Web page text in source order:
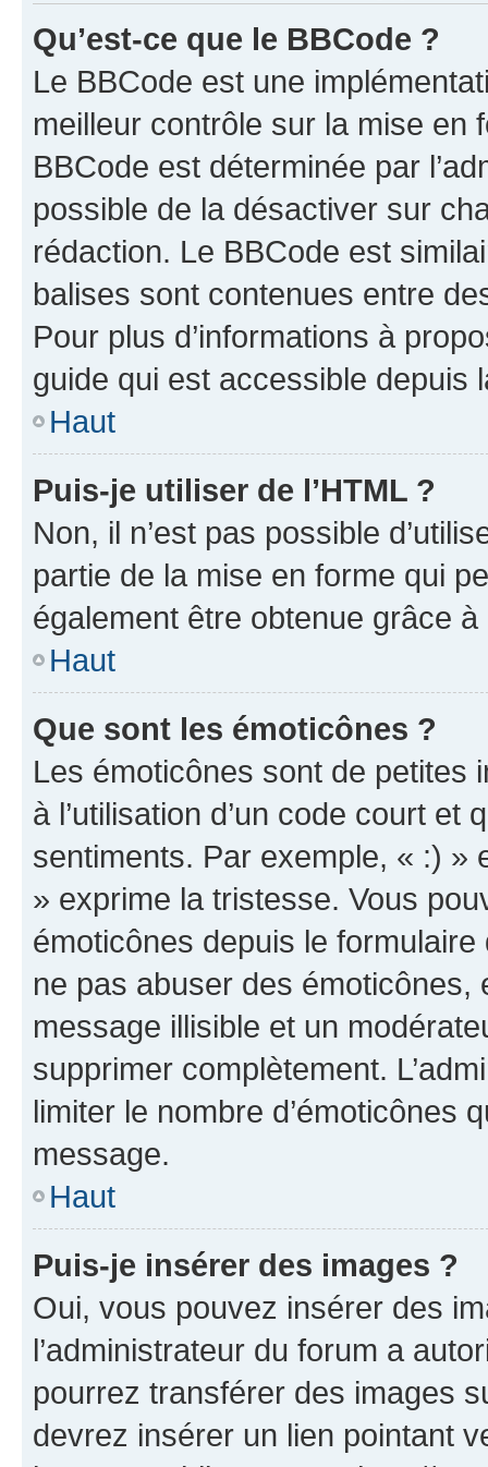
Qu’est-ce que le BBCode ?
Le BBCode est une
meilleur contrôle sur la mise en
BBCode est déterminée par
possible de la désactiver sur
rédaction. Le BBCode est
balises sont contenues entre
Pour plus d’informations à
guide qui est accessible depuis
Haut
Puis-je utiliser de l’HTML ?
Non, il n’est pas possible
partie de la mise en forme qui
également être obtenue grâce à
Haut
Que sont les émoticônes ?
Les émoticônes sont de petites
à l’utilisation d’un code court et
sentiments. Par exemple, « :) »
» exprime la tristesse. Vous
émoticônes depuis le
ne pas abuser des
message illisible et un
supprimer complètement.
limiter le nombre d’émoticônes
message.
Haut
Puis-je insérer des images ?
Oui, vous pouvez insérer des
l’administrateur du forum a
pourrez transférer des images
devrez insérer un lien pointant